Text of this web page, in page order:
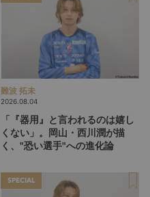
難波 拓未
2026.08.04
「『器用』と言われるのは嬉し
くない」。岡山・西川潤が描
く、"恐い選手"への進化論
SPECIAL